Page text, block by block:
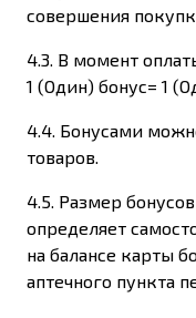
совершения
4.3. В момент
1 (Один) бонус= 1
4.4. Бонусами
товаров.
4.5. Размер
определяет
на балансе карты
аптечного пункта